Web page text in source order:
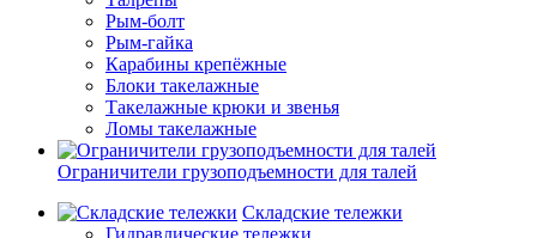
Рым-болт
Рым-гайка
Карабины крепёжные
Блоки такелажные
Такелажные крюки и звенья
Ломы такелажные
Ограничители грузоподъемности для талей
Складские тележки
Гидравлические тележки